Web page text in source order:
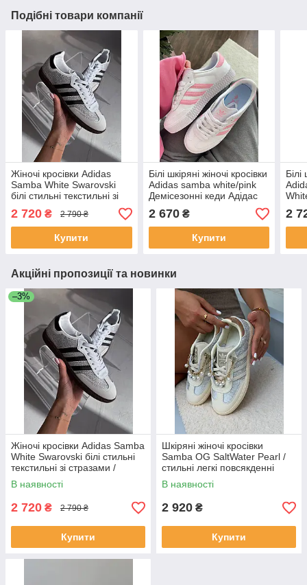
Подібні товари компанії
Жіночі кросівки Adidas
Samba White Swarovski
білі стильні текстильні зі
стразами /стильні адідас
самба
2 720 ₴ 2 790 ₴
Купити
Білі шкіряні жіночі кросівки
Adidas samba white/pink
Демісезонні кеди Адідас
Самба
2 670₴
Купити
Білі
2
Акційні пропозиції та новинки
–3%
Жіночі кросівки Adidas Samba
White Swarovski білі стильні
текстильні зі стразами /
стильні адідас самба
В наявності
2 720 ₴ 2 790 ₴
Купити
Шкіряні жіночі кросівки
Samba OG SaltWater Pearl /
стильні легкі повсякденні
адідас самба
В наявності
2 920 ₴
Купити